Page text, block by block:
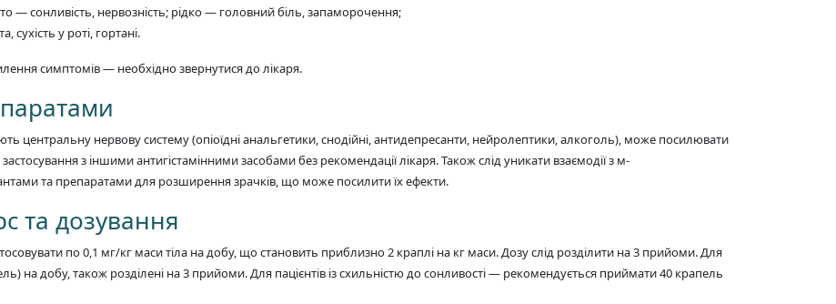
— сонливість, нервозність; рідко — головний біль, запаморочення;
сухість у роті, гортані.
симптомів — необхідно звернутися до лікаря.
центральну нервову систему (опіоїдні анальгетики, снодійні, антидепресанти, нейролептики, алкоголь), може посилювати
з іншими антигістамінними засобами без рекомендації лікаря. Також слід уникати взаємодії з м-
та препаратами для розширення зрачків, що може посилити їх ефекти.
та дозування
по 0,1 мг/кг маси тіла на добу, що становить приблизно 2 краплі на кг маси. Дозу слід розділити на 3 прийоми. Для
на добу, також розділені на 3 прийоми. Для пацієнтів із схильністю до сонливості — рекомендується приймати 40 крапель